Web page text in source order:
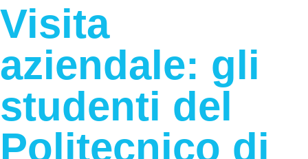
Visita
aziendale: gli
studenti del
Politecnico di